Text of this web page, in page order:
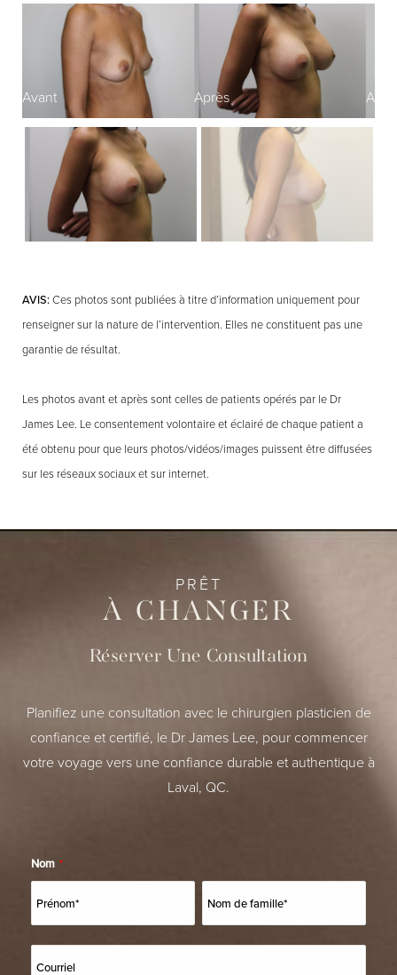
Avant Après
AVIS:Ces photos sont publiées à titre d’information uniquement pour
renseigner sur la nature de l’intervention. Elles ne constituent pas une
garantie de résultat.
Les photos avant et après sont celles de patients opérés par le Dr
James Lee. Le consentement volontaire et éclairé de chaque patient a
été obtenu pour que leurs photos/vidéos/images puissent être diffusées
sur les réseaux sociaux et sur internet.
PRÊT
À CHANGER
Réserver Une Consultation
Planifiez une consultation avec le chirurgien plasticien de
confiance et certifié, le Dr James Lee, pour commencer
votre voyage vers une confiance durable et authentique à
Laval, QC.
Nom *